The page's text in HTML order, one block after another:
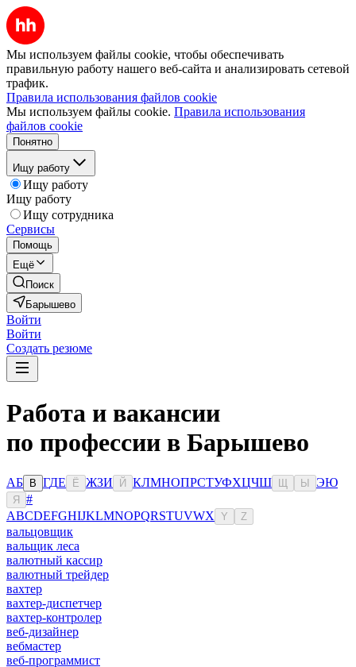
Мы используем файлы cookie, чтобы обеспечивать
правильную работу нашего веб-сайта и анализировать сетевой
трафик.
Правила использования файлов cookie
Мы используем файлы cookie. Правила использования
файлов cookie
Понятно
Ищу работу
Ищу работу
Ищу работу
Ищу сотрудника
Сервисы
Помощь
Ещё
Поиск
Барышево
Войти
Войти
Создать резюме
Работа и вакансии
по профессии в Барышево
АБ В ГДЕ Ё ЖЗИ Й КЛМНОПРСТУФХЦЧШ Ы ЭЮ
Я
#
ABCDEFGHIJKLMNOPQRSTUVWX Y Z
вальцовщик
вальщик леса
валютный кассир
валютный трейдер
вахтер
вахтер-диспетчер
вахтер-контролер
веб-дизайнер
вебмастер
веб-программист